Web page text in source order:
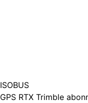
ISOBUS
GPS RTX Trimble